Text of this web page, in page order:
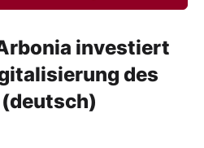
investiert
des